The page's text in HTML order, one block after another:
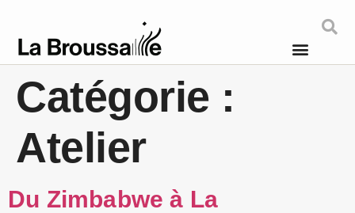
Catégorie :
Atelier
Du Zimbabwe à La